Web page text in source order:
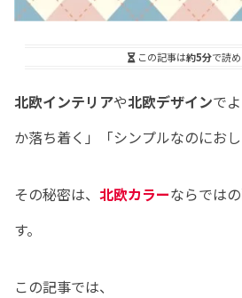
この記事は約5分で読め
北欧インテリアや北欧デザインで
か落ち着く」「シンプルなのにおし
その秘密は、 北欧カラーならでは
す。
この記事では、